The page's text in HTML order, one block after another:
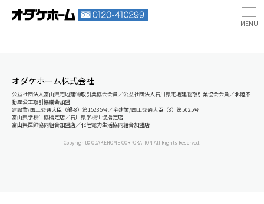
オダケホーム株式会社
公益社団法人富山県宅地建物取引業協会会員／公益社団法人石川県宅地建物取引業協会会員／北陸不
動産公正取引協議会加盟
建設業/国土交通大臣（般-8）第15235号／宅建業/国土交通大臣（8）第5025号
富山県学校生協指定店／石川県学校生協指定店
富山県医師協同組合加盟店／北陸電力生活協同組合加盟店
Copyright© ODAKEHOME CORPORATION All Rights Reserved.